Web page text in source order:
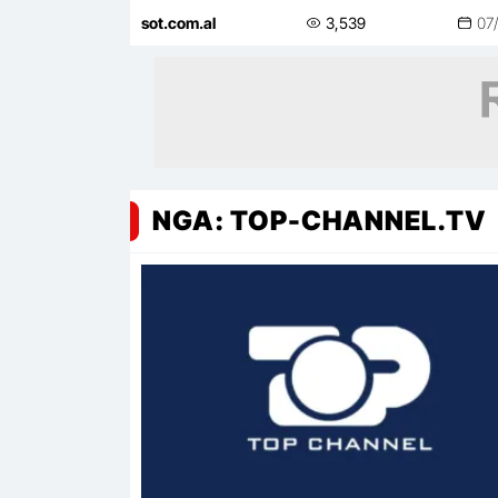
propagandën e Ramës, më i
sot.com.al 3,539
NGA: TOP-CHANNEL.TV